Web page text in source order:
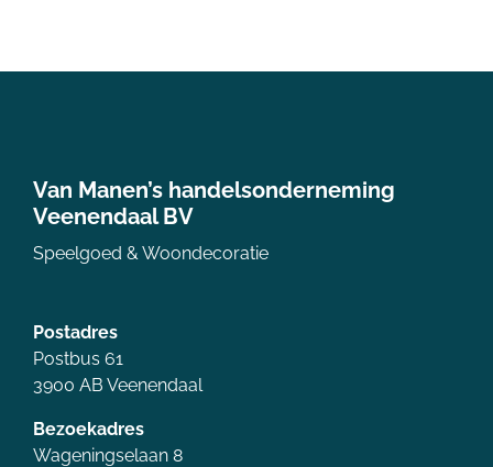
Van Manen’s handelsonderneming
Veenendaal BV
Speelgoed & Woondecoratie
Postadres
Postbus 61
3900 AB Veenendaal
Bezoekadres
Wageningselaan 8